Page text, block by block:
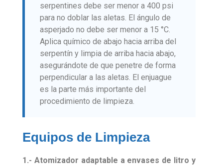
serpentines debe ser menor a 400 psi
para no doblar las aletas. El ángulo de
asperjado no debe ser menor a 15 °C.
Aplica químico de abajo hacia arriba del
serpentín y limpia de arriba hacia abajo,
asegurándote de que penetre de forma
perpendicular a las aletas. El enjuague
es la parte más importante del
procedimiento de limpieza.
Equipos de Limpieza
1.- Atomizador adaptable a envases de litro y